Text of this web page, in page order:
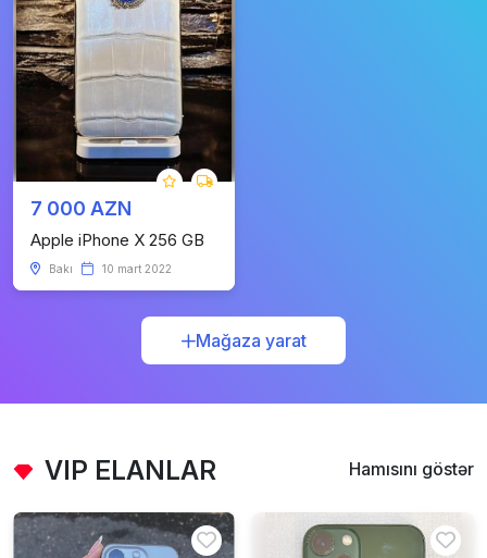
7 000 AZN
Apple iPhone X 256 GB
Bakı 10 mart 2022
Mağaza yarat
VIP ELANLAR Hamısını göstər